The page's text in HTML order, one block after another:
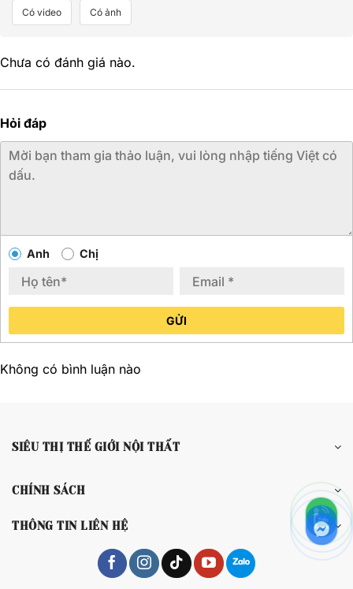
Có video Có ảnh
Chưa có đánh giá nào.
Hỏi đáp
Anh Chị
GỬI
Không có bình luận nào
SIÊU THỊ THẾ GIỚI NỘI THẤT
CHÍNH SÁCH
THÔNG TIN LIÊN HỆ